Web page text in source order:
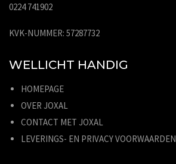
0224 741902
KVK-NUMMER: 57287732
WELLICHT HANDIG
HOMEPAGE
OVER JOXAL
CONTACT MET JOXAL
LEVERINGS- EN PRIVACY VOORWAARDEN